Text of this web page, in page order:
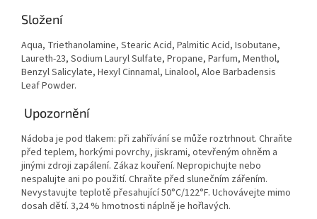
Složení
Aqua, Triethanolamine, Stearic Acid, Palmitic Acid, Isobutane,
Laureth-23, Sodium Lauryl Sulfate, Propane, Parfum, Menthol,
Benzyl Salicylate, Hexyl Cinnamal, Linalool, Aloe Barbadensis
Leaf Powder.
Upozornění
Nádoba je pod tlakem: při zahřívání se může roztrhnout. Chraňte
před teplem, horkými povrchy, jiskrami, otevřeným ohněm a
jinými zdroji zapálení. Zákaz kouření. Nepropichujte nebo
nespalujte ani po použití. Chraňte před slunečním zářením.
Nevystavujte teplotě přesahující 50°C/122°F. Uchovávejte mimo
dosah dětí. 3,24 % hmotnosti náplně je hořlavých.